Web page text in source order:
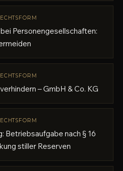
Personengesellschaften:
– GmbH & Co. KG
Betriebsaufgabe nach § 16
stiller Reserven